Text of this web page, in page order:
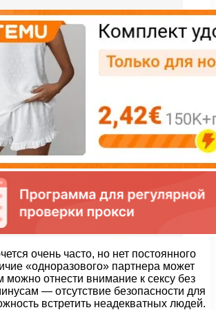
очень часто, но нет постоянного
«одноразового» партнера может
можно отнести внимание к сексу без
— отсутствие безопасности для
встретить неадекватных людей.